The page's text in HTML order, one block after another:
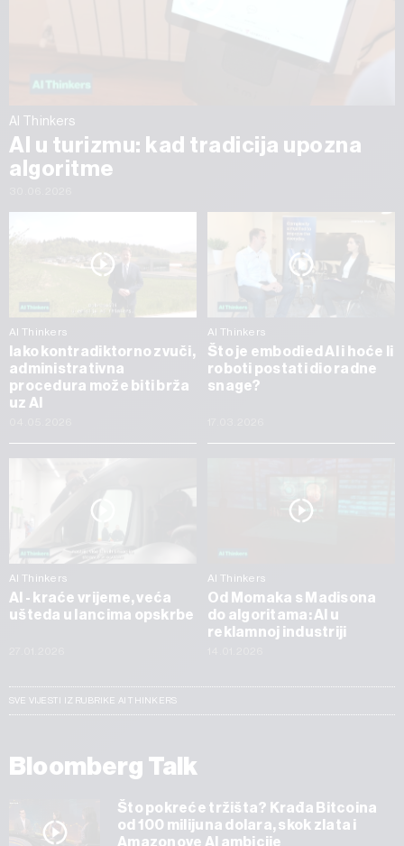
AI Thinkers
AI u turizmu: kad tradicija upozna
algoritme
AI Thinkers
Iako kontradiktorno zvuči,
administrativna
procedura može biti brža
uz AI
AI Thinkers
Što je embodied AI i hoće li
roboti postati dio radne
snage?
AI Thinkers
AI - kraće vrijeme, veća
ušteda u lancima opskrbe
AI Thinkers
Od Momaka s Madisona
do algoritama: AI u
reklamnoj industriji
SVE VIJESTI IZ RUBRIKE AI THINKERS
Bloomberg Talk
Što pokreće tržišta? Krađa Bitcoina
od 100 milijuna dolara, skok zlata i
Amazonove AI ambicije